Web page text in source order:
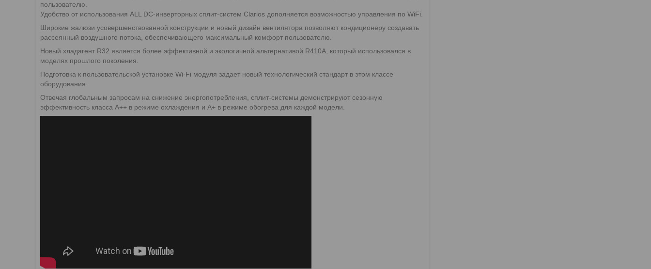
пользователю.
Удобство от использования ALL DC-инверторных сплит-систем Clarios дополняется возможностью управления по WiFi.
Широкие жалюзи усовершенствованной конструкции и новый дизайн вентилятора позволяют кондиционеру создавать
рассеянный воздушного потока, обеспечивающего максимальный комфорт пользователю.
Новый хладагент R32 является более эффективной и экологичной альтернативой R410A, который использовался в
моделях прошлого поколения.
Подготовка к пользовательской установке Wi-Fi модуля задает новый технологический стандарт в этом классе
оборудования.
Отвечая глобальным запросам на снижение энергопотребления, сплит-системы демонстрируют сезонную
эффективность класса А++ в режиме охлаждения и А+ в режиме обогрева для каждой модели.